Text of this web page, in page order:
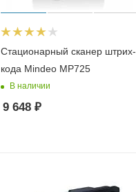
Стационарный сканер штрих-
кода Mindeo MP725
В наличии
9 648 ₽